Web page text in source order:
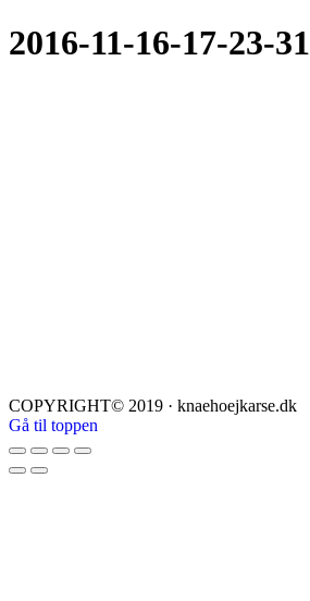
2016-11-16-17-23-31
COPYRIGHT© 2019 · knaehoejkarse.dk
Gå til toppen